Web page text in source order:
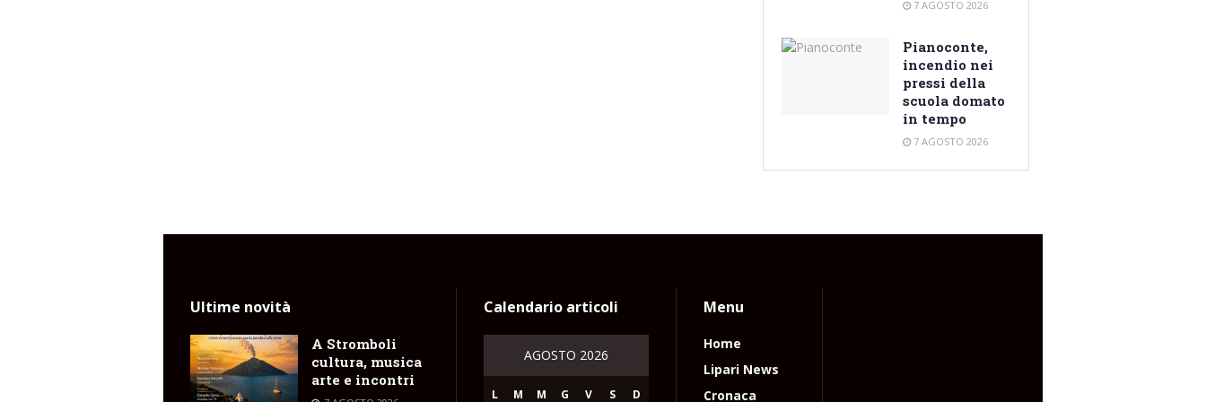
7 AGOSTO 2026
Pianoconte,
incendio nei
pressi della
scuola domato
in tempo
7 AGOSTO 2026
Ultime novità
A Stromboli
cultura, musica
arte e incontri
Calendario articoli
AGOSTO 2026
L M M G V S D
Menu
Home
Lipari News
Cronaca